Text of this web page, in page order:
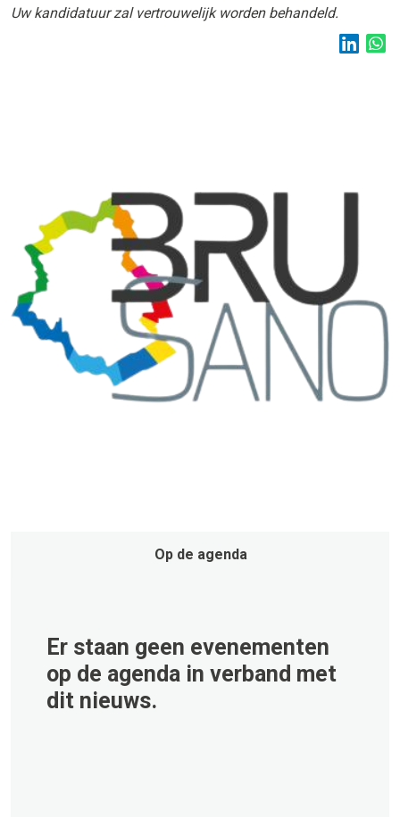
Uw kandidatuur zal vertrouwelijk worden behandeld.
Op de agenda
Er staan geen evenementen
op de agenda in verband met
dit nieuws.